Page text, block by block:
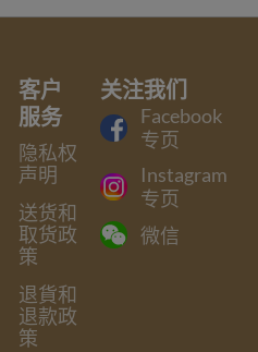
客户
服务
隐私权
声明
送货和
取货政
策
退貨和
退款政
策
关注我们
Facebook
专页
Instagram
专页
微信